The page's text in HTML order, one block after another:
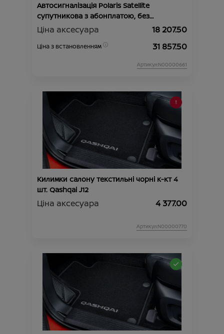
Автосигналізація Polaris Satellite
супутникова з абонплатою, без
автозапуску
Ціна аксесуара 18 207.50
Ціна з встановленням 31 857.50
Артикул:N00000661
Килимки салону текстильні чорні к-кт 4
шт. Qashqai J12
Ціна аксесуара 4 377.00
Артикул:N00000770